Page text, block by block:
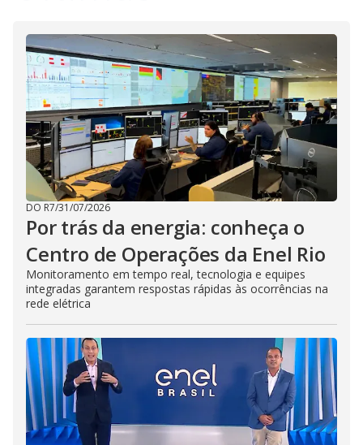
d
e
o
DO R7/31/07/2026
Por trás da energia: conheça o
Centro de Operações da Enel Rio
Monitoramento em tempo real, tecnologia e equipes
integradas garantem respostas rápidas às ocorrências na
rede elétrica